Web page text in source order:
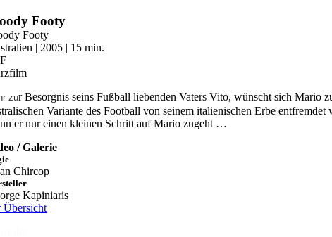
Zum
Inhalt
springen
Footy
Footy
| 2005 | 15 min.
zur Besorgnis seins Fußball liebenden Vaters Vito, wünscht sich Mario
Variante des Football von seinem italienischen Erbe
er nur einen kleinen Schritt auf Mario zugeht …
/ Galerie
Chircop
Kapiniaris
Übersicht